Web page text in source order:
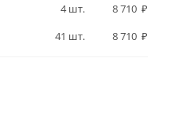
4шт.
8 710
41 шт. 8 710